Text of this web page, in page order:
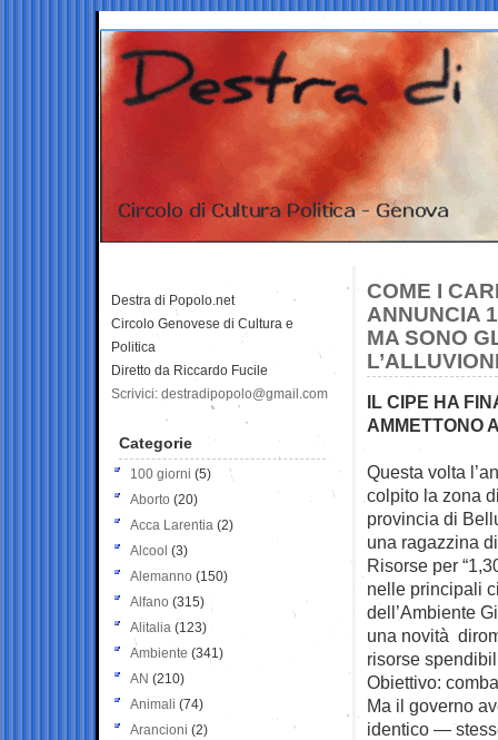
COME I
ANNUNCIA
MA SONO
IL CIPE HA
AMMETTONO
Questa volta
colpito la zona
provincia di
una ragazzina
Risorse per
nelle principali
dell’Ambiente
una novità
risorse
Obiettivo:
Ma il governo
identico —
Destra di Popolo.net
Circolo Genovese di Cultura e
Politica
Diretto da Riccardo Fucile
Scrivici: destradipopolo@gmail.com
Categorie
100 giorni (5)
Aborto (20)
Acca Larentia (2)
Alcool (3)
Alemanno (150)
Alfano (315)
Alitalia (123)
Ambiente (341)
AN (210)
Animali (74)
Arancioni (2)